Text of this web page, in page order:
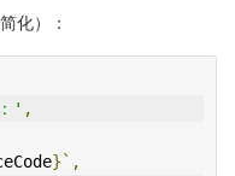
化）：
' ,
}`,